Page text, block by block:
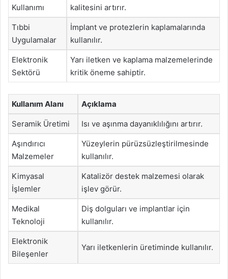
Kullanımı
kalitesini artırır.
Tıbbi
Uygulamalar
İmplant ve protezlerin kaplamalarında
kullanılır.
Elektronik
Sektörü
Yarı iletken ve kaplama malzemelerinde
kritik öneme sahiptir.
Kullanım Alanı Açıklama
Seramik Üretimi Isı ve aşınma dayanıklılığını artırır.
Aşındırıcı
Malzemeler
Yüzeylerin pürüzsüzleştirilmesinde
kullanılır.
Kimyasal
İşlemler
Katalizör destek malzemesi olarak
işlev görür.
Medikal
Teknoloji
Diş dolguları ve implantlar için
kullanılır.
Elektronik
Bileşenler
Yarı iletkenlerin üretiminde kullanılır.